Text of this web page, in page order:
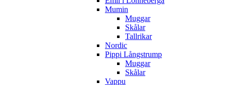
Mumin
Muggar
Skålar
Tallrikar
Nordic
Pippi Långstrump
Muggar
Skålar
Vappu